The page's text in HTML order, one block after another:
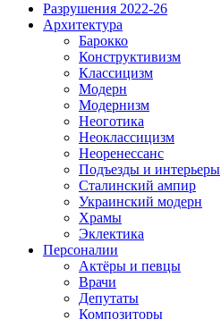
Разрушения 2022-26
Архитектура
Барокко
Конструктивизм
Классицизм
Модерн
Модернизм
Неоготика
Неоклассицизм
Неоренессанс
Подъезды и интерьеры
Сталинский ампир
Украинский модерн
Храмы
Эклектика
Персоналии
Актёры и певцы
Врачи
Депутаты
Композиторы